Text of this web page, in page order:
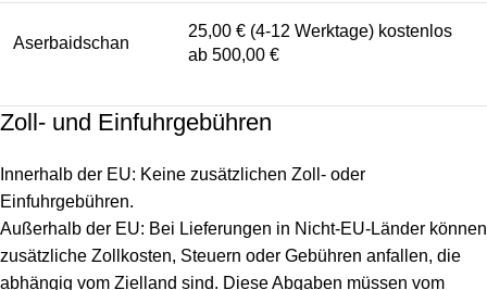
Aserbaidschan
25,00 € (4-12 Werktage) kostenlos
ab 500,00 €
Zoll- und Einfuhrgebühren
Innerhalb der EU: Keine zusätzlichen Zoll- oder
Einfuhrgebühren.
Außerhalb der EU: Bei Lieferungen in Nicht-EU-Länder können
zusätzliche Zollkosten, Steuern oder Gebühren anfallen, die
abhängig vom Zielland sind. Diese Abgaben müssen vom